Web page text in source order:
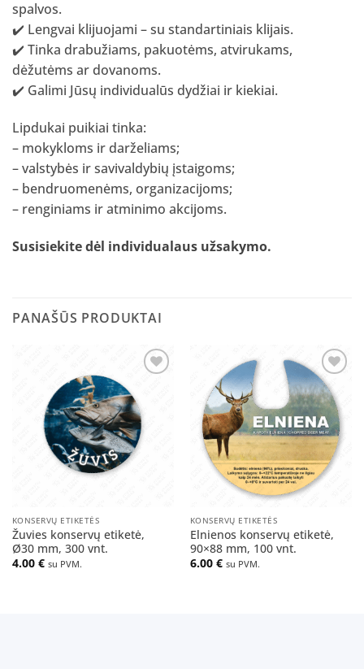
spalvos.
✔️ Lengvai klijuojami – su standartiniais klijais.
✔️ Tinka drabužiams, pakuotėms, atvirukams,
dėžutėms ar dovanoms.
✔️ Galimi Jūsų individualūs dydžiai ir kiekiai.
Lipdukai puikiai tinka:
– mokykloms ir darželiams;
– valstybės ir savivaldybių įstaigoms;
– bendruomenėms, organizacijoms;
– renginiams ir atminimo akcijoms.
Susisiekite dėl individualaus užsakymo.
PANAŠŪS PRODUKTAI
sąrašą
KONSERVŲ ETIKETĖS
Žuvies konservų etiketė,
Ø30 mm, 300 vnt.
4.00 € su PVM.
Pridėti
į norų
sąrašą
KONSERVŲ ETIKETĖS
Elnienos konservų etiketė,
90×88 mm, 100 vnt.
6.00 € su PVM.